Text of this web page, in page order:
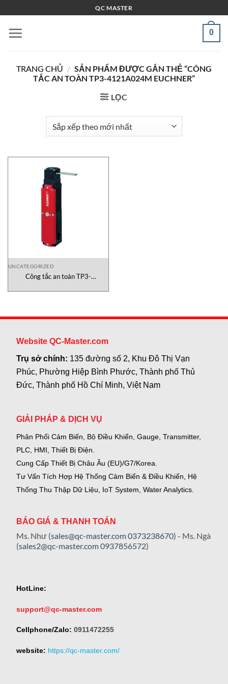
qua
nội
QC MASTER
0
TRANG CHỦ / SẢN PHẨM ĐƯỢC GẮN THẺ “CÔNG
TẮC AN TOÀN TP3-4121A024M EUCHNER”
LỌC
UNCATEGORIZED
Công tắc an toàn TP3-
Website QC-Master.com
Trụ sở chính: 135 đường số 2, Khu Đô Thị Vạn
Phúc, Phường Hiệp Bình Phước, Thành phố Thủ
Đức, Thành phố Hồ Chí Minh, Việt Nam
GIẢI PHÁP & DỊCH VỤ
Phân Phối Cảm Biến, Bộ Điều Khiển, Gauge, Transmitter,
PLC, HMI, Thiết Bị Điện.
Cung Cấp Thiết Bị Châu Âu (EU)/G7/Korea.
Tư Vấn Tích Hợp Hệ Thống Cảm Biến & Điều Khiển, Hệ
Thống Thu Thập Dữ Liệu, IoT System, Water Analytics.
BÁO GIÁ & THANH TOÁN
Ms. Như (sales@qc-master.com0373238670) - Ms. Ngà
(sales2@qc-master.com0937856572)
HotLine:
support@qc-master.com
Cellphone/Zalo: 0911472255
website: https://qc-master.com/